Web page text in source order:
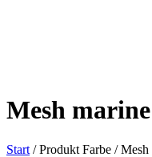
Mesh marine
Start /Produkt Farbe /Mesh